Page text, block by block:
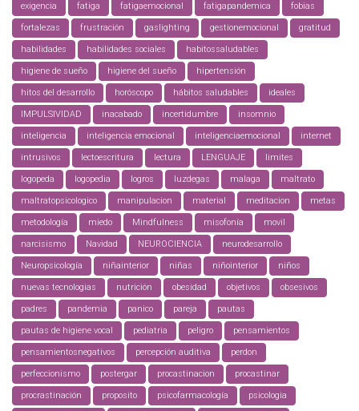
exigencia fatiga fatigaemocional fatigapandemica fobias
fortalezas frustración gaslighting gestionemocional gratitud
habilidades habilidades sociales habitossaludables
higiene de sueño higiene del sueño hipertensión
hitos del desarrollo horóscopo hábitos saludables ideales
IMPULSIVIDAD inacabado incertidumbre insomnio
inteligencia inteligencia emocional inteligenciaemocional internet
intrusivos lectoescritura lectura LENGUAJE limites
logopeda logopedia logros luzdegas malaga maltrato
maltratopsicologico manipulacion material meditacion metas
metodología miedo Mindfulness misofonía movil
narcisismo Navidad NEUROCIENCIA neurodesarrollo
Neuropsicología niñainterior niñas niñointerior niños
nuevas tecnologias nutrición obesidad objetivos obsesivos
padres pandemia panico pareja pautas
pautas de higiene vocal pediatria peligro pensamientos
pensamientosnegativos percepción auditiva perdon
perfeccionismo postergar procastinacion procastinar
procrastinación proposito psicofarmacología psicologia